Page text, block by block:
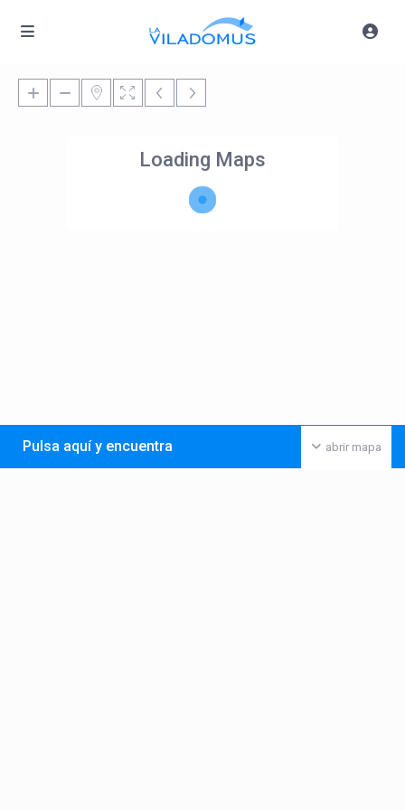
Loading Maps
abrir mapa
Pulsa aquí y encuentra